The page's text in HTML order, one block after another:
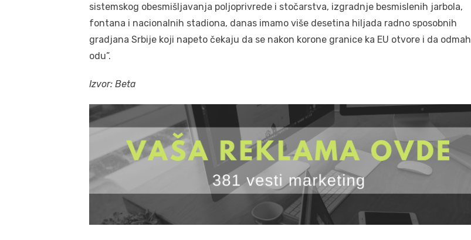
sistemskog obesmišljavanja poljoprivrede i stočarstva, izgradnje besmislenih jarbola,
fontana i nacionalnih stadiona, danas imamo više desetina hiljada radno sposobnih
gradjana Srbije koji napeto čekaju da se nakon korone granice ka EU otvore i da odmah
odu”.
Izvor: Beta